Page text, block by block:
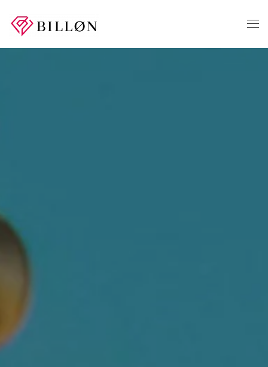
Skip to main content